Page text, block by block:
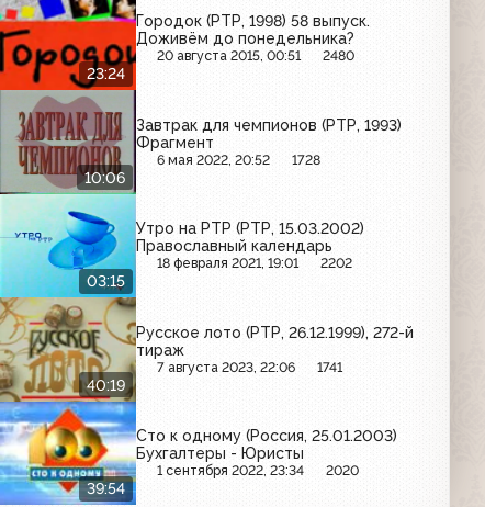
23:24
Городок (РТР, 1998) 58 выпуск.
Доживём до понедельника?
20 августа 2015, 00:51 2480
10:06
Завтрак для чемпионов (РТР, 1993)
Фрагмент
6 мая 2022, 20:52 1728
03:15
Утро на РТР (РТР, 15.03.2002)
Православный календарь
18 февраля 2021, 19:01 2202
40:19
Русское лото (РТР, 26.12.1999), 272-й
тираж
7 августа 2023, 22:06 1741
39:54
Сто к одному (Россия, 25.01.2003)
Бухгалтеры - Юристы
1 сентября 2022, 23:34 2020